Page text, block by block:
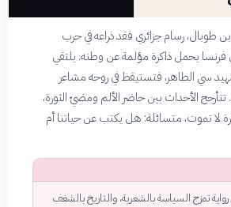
طوبال، رسام جزائري فقد ذراعه في حرب
فرنسا يحمل ذاكرة مؤلمة عن وطنه. يلتقي
سي الطاهر، فتستيقظ في روحه مشاعر
الأحداث بين حاضر الألم ومضيّ الثورة،
لا تموت، متسائلة: هل يكتب عن حياتنا أم
تمزج السياسة بالشعرية، والتاريخ بالشغف